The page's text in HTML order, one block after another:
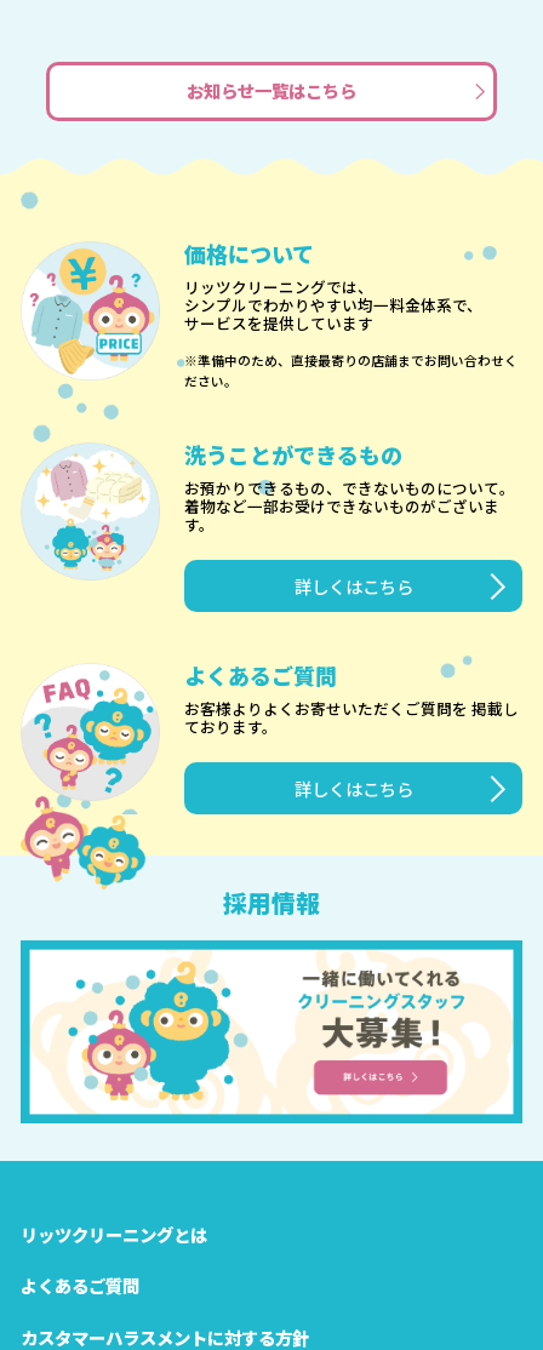
お知らせ一覧はこちら
価格について
リッツクリーニングでは、
シンプルでわかりやすい均一料金体系で、
サービスを提供しています
※準備中のため、直接最寄りの店舗までお問い合わせく
ださい。
洗うことができるもの
お預かりできるもの、できないものについて。
着物など一部お受けできないものがございま
す。
詳しくはこちら
よくあるご質問
お客様よりよくお寄せいただくご質問を 掲載し
ております。
詳しくはこちら
採用情報
リッツクリーニングとは
よくあるご質問
カスタマーハラスメントに対する方針